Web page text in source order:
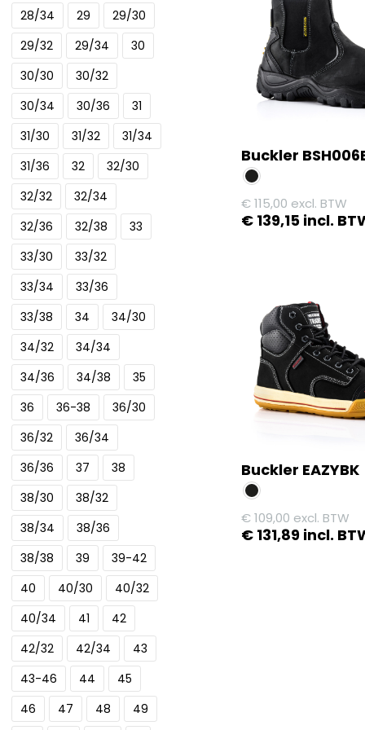
28/34
29
29/30
29/32
29/34
30
30/30
30/32
30/34
30/36
31
31/30
31/32
31/34
31/36
32
32/30
32/32
32/34
32/36
32/38
33
33/30
33/32
33/34
33/36
33/38
34
34/30
34/32
34/34
34/36
34/38
35
36
36-38
36/30
36/32
36/34
36/36
37
38
38/30
38/32
38/34
38/36
38/38
39
39-42
40
40/30
40/32
40/34
41
42
42/32
42/34
43
43-46
44
45
46
47 48
49
variaties.
Deze
optie
kan
gekozen
de
productpagina
Buckler
€115,00 excl. BTW
€ 139,15 incl.
meerdere
variaties.
Deze
optie
kan
gekozen
de
productpagina
Buckler EAZYBK
€109,00 excl. BTW
€ 131,89 incl.